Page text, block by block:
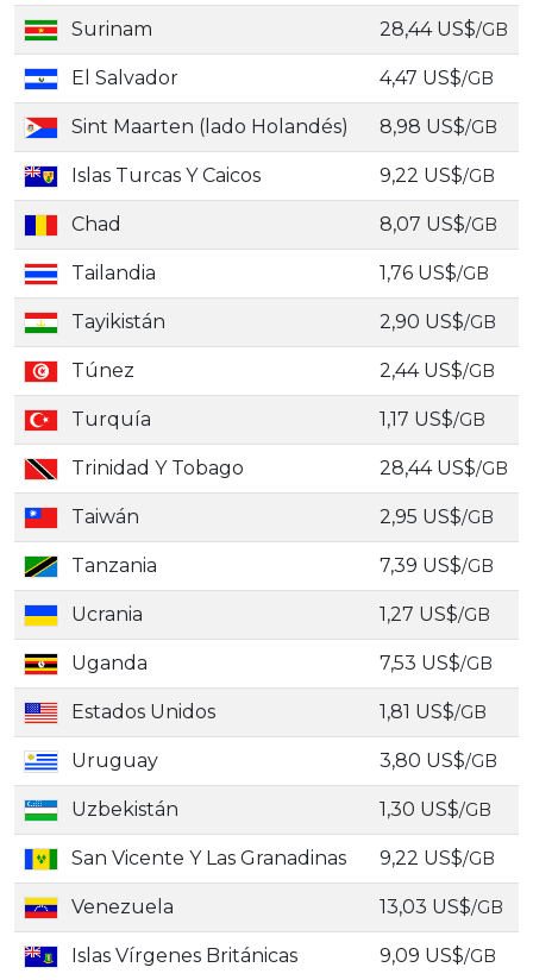
Surinam 28,44 US$/GB
El Salvador 4,47 US$/GB
Sint Maarten (lado Holandés) 8,98 US$/GB
Islas Turcas Y Caicos 9,22 US$/GB
Chad 8,07 US$/GB
Tailandia 1,76 US$/GB
Tayikistán 2,90 US$/GB
Túnez 2,44 US$/GB
Turquía 1,17 US$/GB
Trinidad Y Tobago 28,44 US$/GB
Taiwán 2,95 US$/GB
Tanzania 7,39 US$/GB
Ucrania 1,27 US$/GB
Uganda 7,53 US$/GB
Estados Unidos 1,81 US$/GB
Uruguay 3,80 US$/GB
Uzbekistán 1,30 US$/GB
San Vicente Y Las Granadinas 9,22 US$/GB
Venezuela 13,03 US$/GB
Islas Vírgenes Británicas 9,09 US$/GB